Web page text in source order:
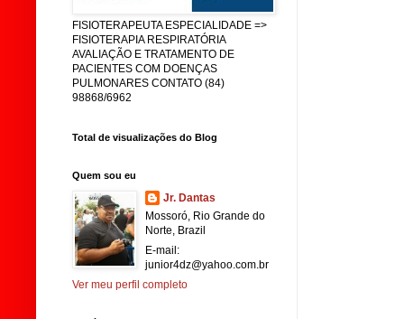
FISIOTERAPEUTA ESPECIALIDADE =>
FISIOTERAPIA RESPIRATÓRIA
AVALIAÇÃO E TRATAMENTO DE
PACIENTES COM DOENÇAS
PULMONARES CONTATO (84)
98868/6962
Total de visualizações do Blog
Quem sou eu
Jr. Dantas
Mossoró, Rio Grande do
Norte, Brazil
E-mail:
junior4dz@yahoo.com.br
Ver meu perfil completo